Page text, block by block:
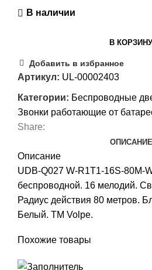
В наличии
В КОРЗИНУ
Добавить в избранное
Артикул: UL-00002403
Категории: Беспроводные
Звонки работающие от
Share:
ОПИСАНИЕ
Описание
UDB-Q027 W-R1T1-16S-80M-
беспроводной. 16 мелодий.
Радиус действия 80 метров.
Белый. TM Volpe.
Похожие товары